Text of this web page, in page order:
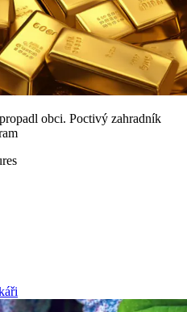
obci. Poctivý zahradník